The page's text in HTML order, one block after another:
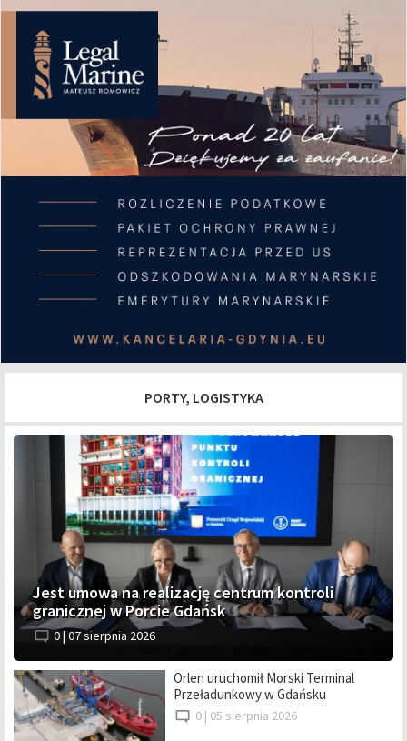
PORTY, LOGISTYKA
Jest umowa na realizację centrum kontroli
granicznej w Porcie Gdańsk
0 | 07 sierpnia 2026
Orlen uruchomił Morski Terminal
Przeładunkowy w Gdańsku
0 | 05 sierpnia 2026